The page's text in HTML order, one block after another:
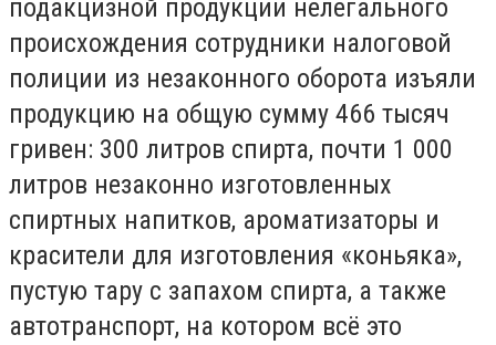
подакцизной продукции нелегального
происхождения сотрудники налоговой
полиции из незаконного оборота изъяли
продукцию на общую сумму 466 тысяч
гривен: 300 литров спирта, почти 1 000
литров незаконно изготовленных
спиртных напитков, ароматизаторы и
красители для изготовления «коньяка»,
пустую тару с запахом спирта, а также
автотранспорт, на котором всё это